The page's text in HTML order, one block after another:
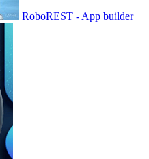
RoboREST - App builder